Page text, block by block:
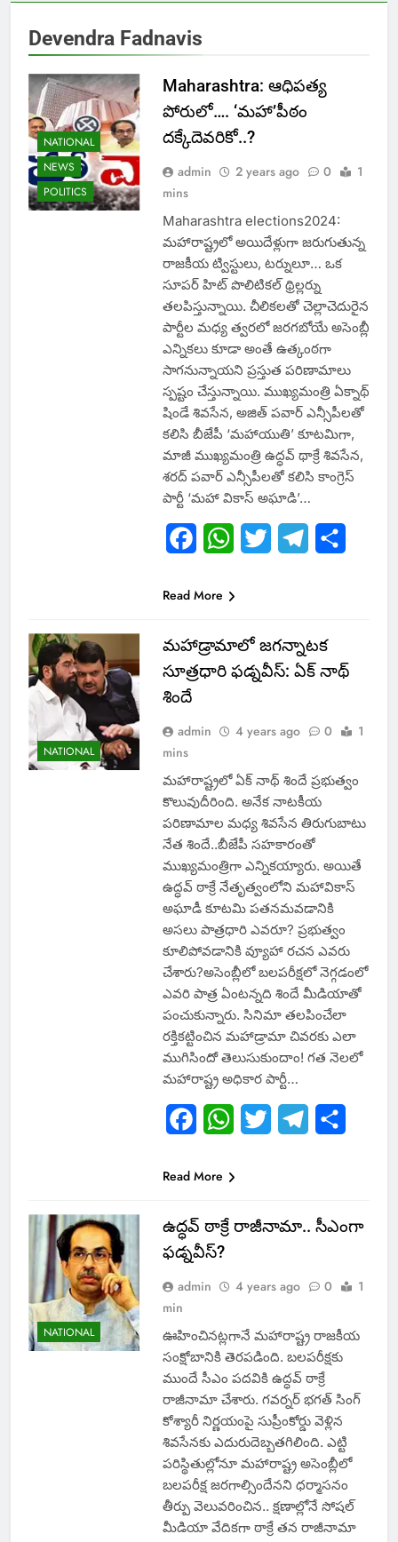
Devendra Fadnavis
NATIONAL
NEWS
POLITICS
Maharashtra: ఆధిపత్య
పోరులో…. ‘మహా’పీఠం
దక్కేదెవరికో..?
admin 2 years ago 0
1
mins
Maharashtra elections2024:
మహారాష్ట్రలో అయిదేళ్లుగా జరుగుతున్న
రాజకీయ ట్విస్టులు, టర్నులూ… ఒక
సూపర్ హిట్ పొలిటికల్ థ్రిల్లర్ను
తలపిస్తున్నాయి. చీలికలతో చెల్లాచెదురైన
పార్టీల మధ్య త్వరలో జరగబోయే అసెంబ్లీ
ఎన్నికలు కూడా అంతే ఉత్కంఠగా
సాగనున్నాయని ప్రస్తుత పరిణామాలు
స్పష్టం చేస్తున్నాయి. ముఖ్యమంత్రి ఏక్నాథ్
షిండే శివసేన, అజిత్ పవార్ ఎన్సీపీలతో
కలిసి బీజేపీ ‘మహాయుతి’ కూటమిగా,
మాజీ ముఖ్యమంత్రి ఉద్ధవ్ థాక్రే శివసేన,
శరద్ పవార్ ఎన్సీపీలతో కలిసి కాంగ్రెస్
పార్టీ ‘మహా వికాస్ అఘాడి’…
FacebookWhatsApp
Twitter Telegram
Read More
NATIONAL
మహాడ్రామాలో జగన్నాటక
సూత్రధారి ఫడ్నవీస్: ఏక్ నాథ్
శిందే
admin 4 years ago 0
1
mins
మహారాష్ట్రలో ఏక్ నాథ్ శిందే ప్రభుత్వం
కొలువుదీరింది. అనేక నాటకీయ
పరిణామాల మధ్య శివసేన తిరుగుబాటు
నేత శిందే..బీజేపీ సహకారంతో
ముఖ్యమంత్రిగా ఎన్నికయ్యారు. అయితే
ఉద్ధవ్ ఠాక్రే నేతృత్వంలోని మహావికాస్
అఘాడీ కూటమి పతనమవడానికి
అసలు పాత్రధారి ఎవరూ? ప్రభుత్వం
కూలిపోవడానికి వ్యూహా రచన ఎవరు
చేశారు?అసెంబ్లీలో బలపరీక్షలో నెగ్గడంలో
ఎవరి పాత్ర ఏంటన్నది శిందే మీడియాతో
పంచుకున్నారు. సినిమా తలపించేలా
రక్తికట్టించిన మహాడ్రామా చివరకు ఎలా
ముగిసిందో తెలుసుకుందాం! గత నెలలో
మహారాష్ట్ర అధికార పార్టీ…
FacebookWhatsApp
Twitter Telegram
Read More
NATIONAL
ఉద్ధవ్ ఠాక్రే రాజీనామా.. సీఎంగా
ఫడ్నవీస్?
admin 4 years ago 0
1
min
ఊహించినట్లగానే మహారాష్ట్ర రాజకీయ
సంక్షోబానికి తెరపడింది. బలపరీక్షకు
ముందే సీఎం పదవికి ఉద్ధవ్ ఠాక్రే
రాజీనామా చేశారు. గవర్నర్ భగత్ సింగ్
కోశ్యారీ నిర్ణయంపై సుప్రీంకోర్డు వెళ్లిన
శివసేనకు ఎదురుదెబ్బతగిలింది. ఎట్టి
పరిస్థితుల్లోనూ మహారాష్ట్ర అసెంబ్లీలో
బలపరీక్ష జరగాల్సిందేనని ధర్మాసనం
తీర్పు వెలువరించిన.. క్షణాల్లోనే సోషల్
మీడియా వేదికగా ఠాక్రే తన రాజీనామా